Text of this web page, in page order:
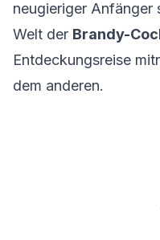
neugieriger Anfänger
Welt der Brandy-
Entdeckungsreise
dem anderen.